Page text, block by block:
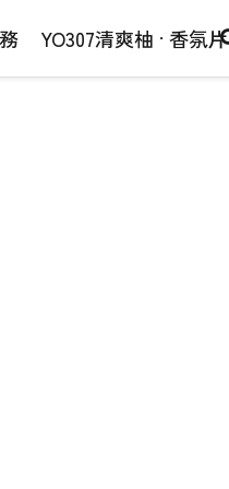
YO307清爽柚 · 香氛片